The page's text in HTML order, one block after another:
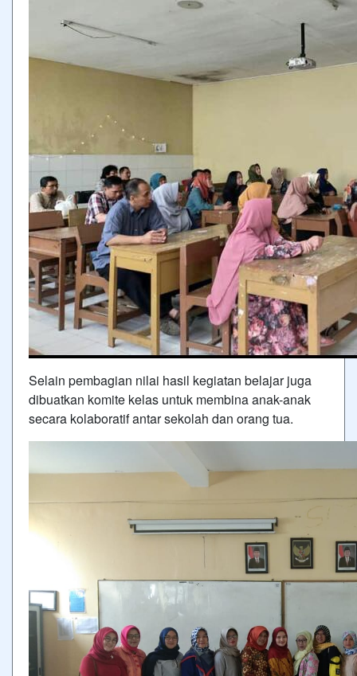
Selain pembagian nilai hasil kegiatan belajar juga
dibuatkan komite kelas untuk membina anak-anak
secara kolaboratif antar sekolah dan orang tua.